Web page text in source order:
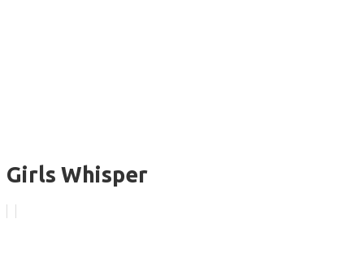
Girls Whisper